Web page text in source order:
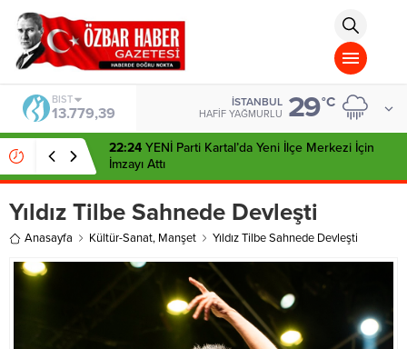
islami
chat
omegla
türk
sohbet
cinsel
sohbet
dini
chat
BIST
13.779,39
İSTANBUL
HAFIF YAĞMURLU 29°C
22:24 YENİ Parti Kartal’da Yeni İlçe Merkezi İçin
İmzayı Attı
Yıldız Tilbe Sahnede Devleşti
Anasayfa Kültür-Sanat, Manşet Yıldız Tilbe Sahnede Devleşti